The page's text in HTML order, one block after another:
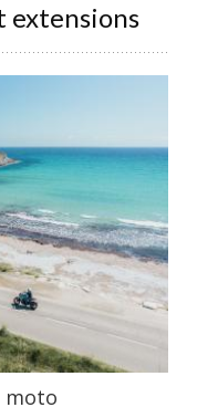
extensions
moto